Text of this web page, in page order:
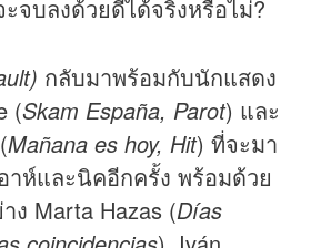
ะจบลงด้วยดีได้จริงหรือไม่?
กลับมาพร้อมกับนักแสดง
(Skam España, Parot) และ
Mañana es hoy, Hit) ที่จะมา
ห์และนิคอีกครั้ง พร้อมด้วย
ง Marta Hazas (Días